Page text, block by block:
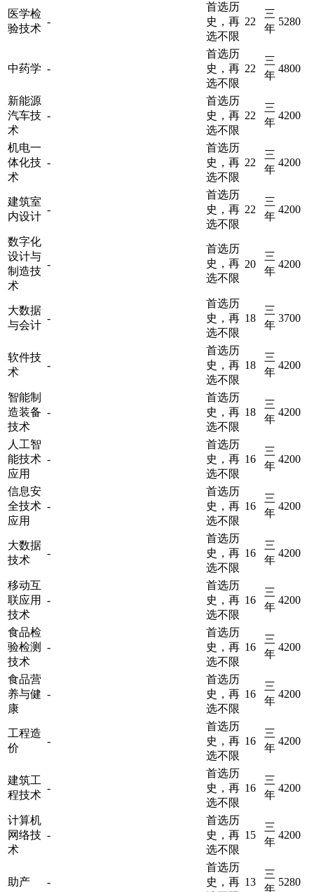
医学检
验技术
-
首选历
史，再
选不限
22
三
年
5280
中药学 -
首选历
史，再
选不限
22
三
年
4800
新能源
汽车技
术
-
首选历
史，再
选不限
22
三
年
4200
机电一
体化技
术
-
首选历
史，再
选不限
22
三
年
4200
建筑室
内设计
-
首选历
史，再
选不限
22
三
年
4200
数字化
设计与
制造技
术
-
首选历
史，再
选不限
20
三
年
4200
大数据
与会计
-
首选历
史，再
选不限
18
三
年
3700
软件技
术
-
首选历
史，再
选不限
18
三
年
4200
智能制
造装备
技术
-
首选历
史，再
选不限
18
三
年
4200
人工智
能技术
应用
-
首选历
史，再
选不限
16
三
年
4200
信息安
全技术
应用
-
首选历
史，再
选不限
16
三
年
4200
大数据
技术
-
首选历
史，再
选不限
16
三
年
4200
移动互
联应用
技术
-
首选历
史，再
选不限
16
三
年
4200
食品检
验检测
技术
-
首选历
史，再
选不限
16
三
年
4200
食品营
养与健
康
-
首选历
史，再
选不限
16
三
年
4200
工程造
价
-
首选历
史，再
选不限
16
三
年
4200
建筑工
程技术
-
首选历
史，再
选不限
16
三
年
4200
计算机
网络技
术
-
首选历
史，再
选不限
15
三
年
4200
助产 -
首选历
史，再 13
三
年
5280